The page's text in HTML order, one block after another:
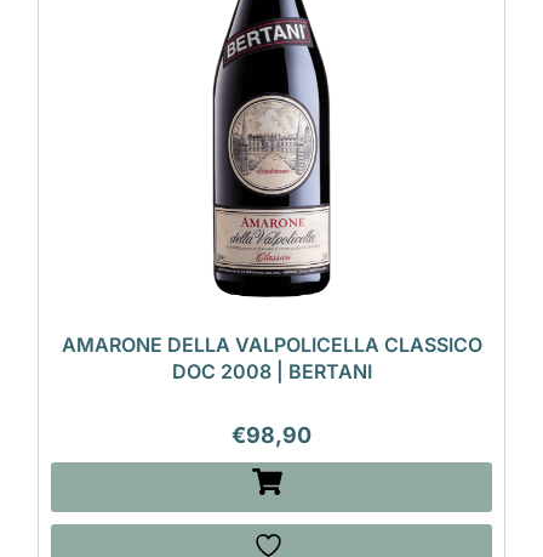
AMARONE DELLA VALPOLICELLA CLASSICO
DOC 2008 | BERTANI
€98,90